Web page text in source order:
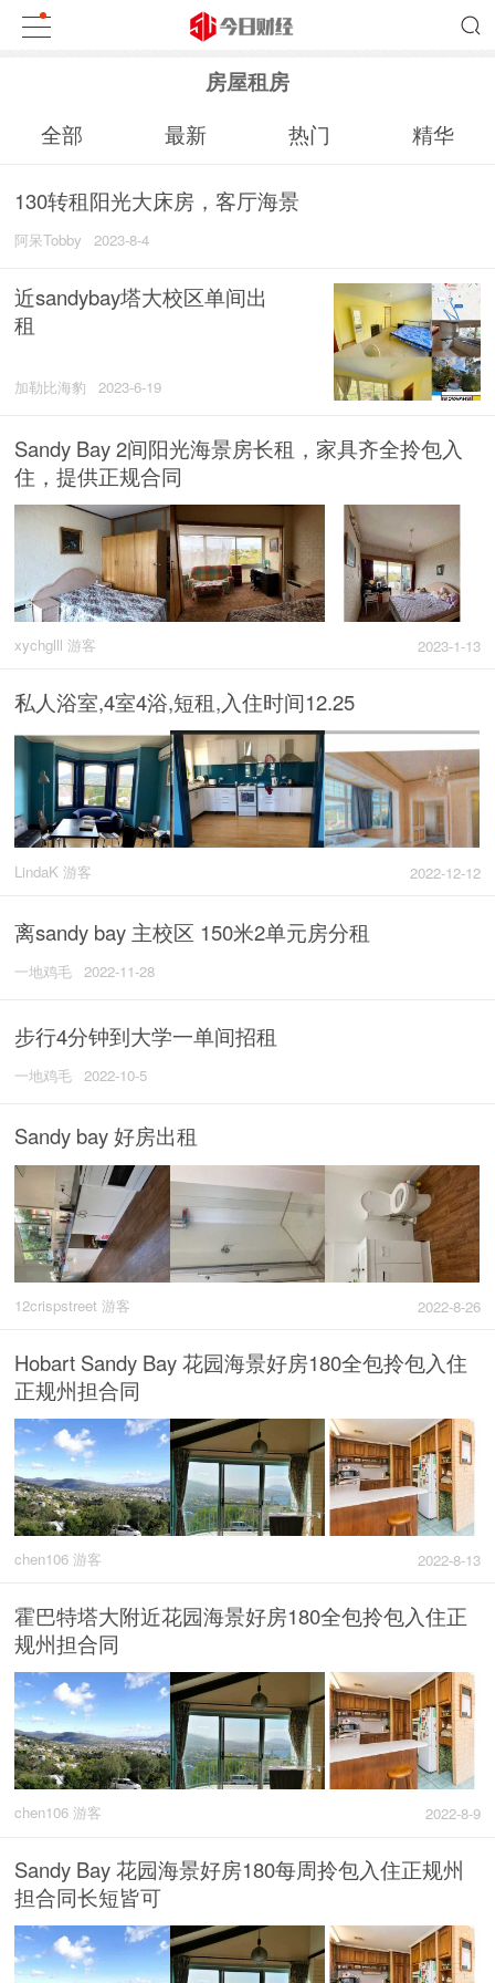
房屋租房
全部 最新 热门 精华
130转租阳光大床房，客厅海景
阿呆Tobby 2023-8-4
近sandybay塔大校区单间出
租
加勒比海豹 2023-6-19
Sandy Bay 2间阳光海景房长租，家具齐全拎包入
住，提供正规合同
xychglll 游客 2023-1-13
私人浴室,4室4浴,短租,入住时间12.25
LindaK 游客 2022-12-12
离sandy bay 主校区 150米2单元房分租
一地鸡毛 2022-11-28
步行4分钟到大学一单间招租
一地鸡毛 2022-10-5
Sandy bay 好房出租
12crispstreet 游客 2022-8-26
Hobart Sandy Bay 花园海景好房180全包拎包入住
正规州担合同
chen106 游客 2022-8-13
霍巴特塔大附近花园海景好房180全包拎包入住正
规州担合同
chen106 游客 2022-8-9
Sandy Bay 花园海景好房180每周拎包入住正规州
担合同长短皆可